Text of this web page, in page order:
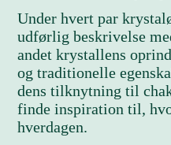
Under hvert par
udførlig beskrivelse
andet krystallens
og traditionelle
dens tilknytning til
finde inspiration til,
hverdagen.